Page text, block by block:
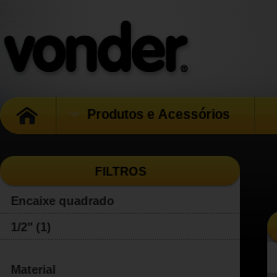
Produtos e Acessórios
FILTROS
Encaixe quadrado
1/2" (1)
Material